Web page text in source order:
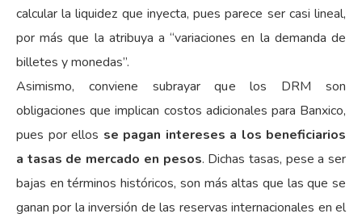
calcular la liquidez que inyecta, pues parece ser casi lineal,
por más que la atribuya a “variaciones en la demanda de
billetes y monedas”.
Asimismo, conviene subrayar que los DRM son
obligaciones que implican costos adicionales para Banxico,
pues por ellos se pagan intereses a los beneficiarios
a tasas de mercado en pesos. Dichas tasas, pese a ser
bajas en términos históricos, son más altas que las que se
ganan por la inversión de las reservas internacionales en el